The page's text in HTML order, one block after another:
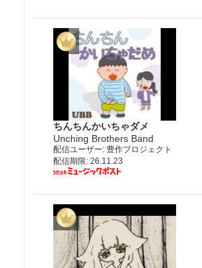
ちんちんかいちゃダメ
Unching Brothers Band
配信ユーザー: 豊作プロジェクト
配信期限: 26.11.23